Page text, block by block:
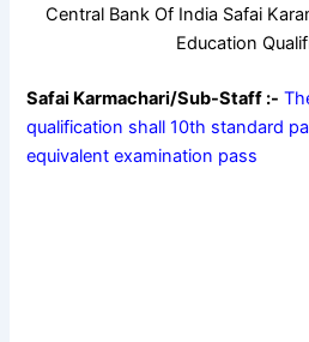
Central Bank Of India Safai
Education
Safai Karmachari/Sub-Staff :-
qualification shall 10th standard
equivalent examination pass